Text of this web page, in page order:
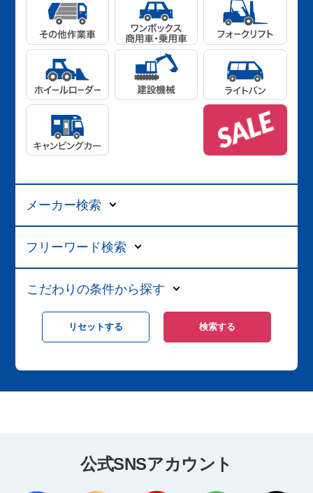
メーカー検索
フリーワード検索
こだわりの条件から探す
公式SNSアカウント